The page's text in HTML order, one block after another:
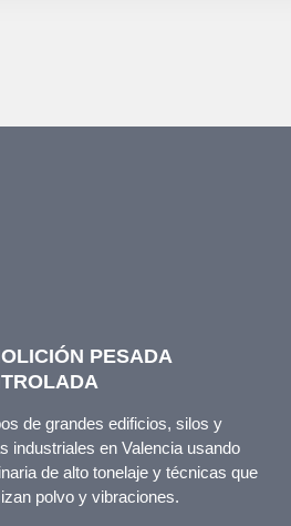
PESADA
de grandes edificios, silos y
industriales en Valencia usando
de alto tonelaje y técnicas que
polvo y vibraciones.